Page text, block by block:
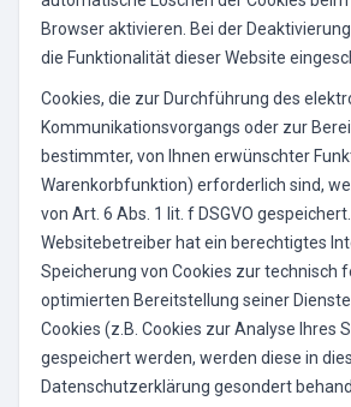
Browser aktivieren. Bei der
die Funktionalität dieser Website
Cookies, die zur Durchführung des
Kommunikationsvorgangs oder zur
bestimmter, von Ihnen erwünschter
Warenkorbfunktion) erforderlich sind,
von Art. 6 Abs. 1 lit. f DSGVO
Websitebetreiber hat ein berechtigtes
Speicherung von Cookies zur technisch
optimierten Bereitstellung seiner
Cookies (z.B. Cookies zur Analyse Ihres
gespeichert werden, werden diese in
Datenschutzerklärung gesondert